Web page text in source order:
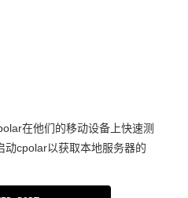
在他们的移动设备上快速测
动cpolar以获取本地服务器的